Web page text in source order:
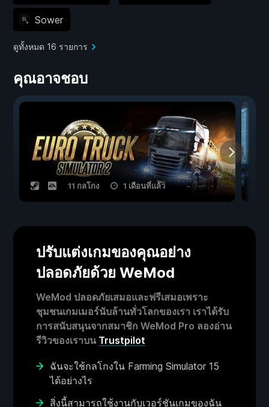
Sower
ดูทั้งหมด 16 รายการ
คุณอาจชอบ
11 กลโกง 1 เดือนที่แล้ว
ปรับแต่งเกมของคุณอย่าง
ปลอดภัยด้วย WeMod
WeMod ปลอดภัยเสมอและฟรีเสมอเพราะ
ชุมชนเกมเมอร์นับล้านทั่วโลกของเรา เราได้รับ
การสนับสนุนจากสมาชิก WeMod Pro ลองอ่าน
รีวิวของเราบน Trustpilot
ฉันจะใช้กลโกงใน Farming Simulator 15
ได้อย่างไร
สิ่งนี้สามารถใช้งานกับเวอร์ชันเกมของฉัน